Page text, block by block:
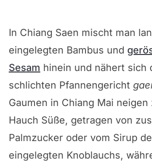
In Chiang Saen mischt man
eingelegten Bambus und
Sesam hinein und nähert sich
schlichten Pfannengericht
Gaumen in Chiang Mai neigen
Hauch Süße, getragen von
Palmzucker oder vom Sirup
eingelegten Knoblauchs,